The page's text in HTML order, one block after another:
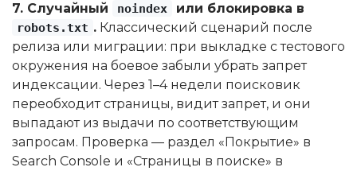
7. Случайный noindex или блокировка в
robots.txt . Классический сценарий после
релиза или миграции: при выкладке с тестового
окружения на боевое забыли убрать запрет
индексации. Через 1–4 недели поисковик
переобходит страницы, видит запрет, и они
выпадают из выдачи по соответствующим
запросам. Проверка — раздел «Покрытие» в
Search Console и «Страницы в поиске» в